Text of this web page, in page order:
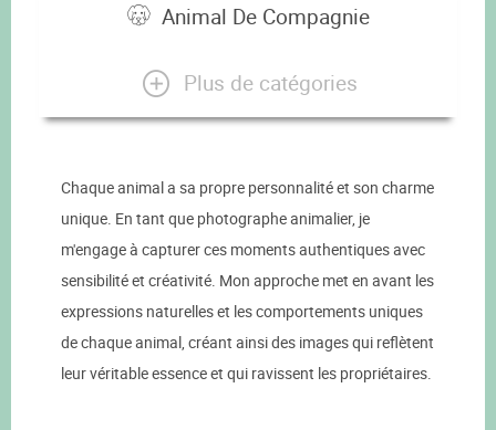
Animal De Compagnie
Plus de catégories
Chaque animal a sa propre personnalité et son charme
unique. En tant que photographe animalier, je
m'engage à capturer ces moments authentiques avec
sensibilité et créativité. Mon approche met en avant les
expressions naturelles et les comportements uniques
de chaque animal, créant ainsi des images qui reflètent
leur véritable essence et qui ravissent les propriétaires.